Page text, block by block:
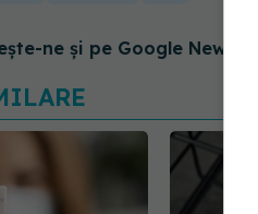
ne și pe Google News -